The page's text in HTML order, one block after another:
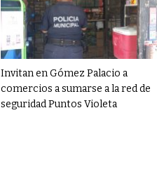
Invitan en Gómez Palacio a
comercios a sumarse a la red de
seguridad Puntos Violeta